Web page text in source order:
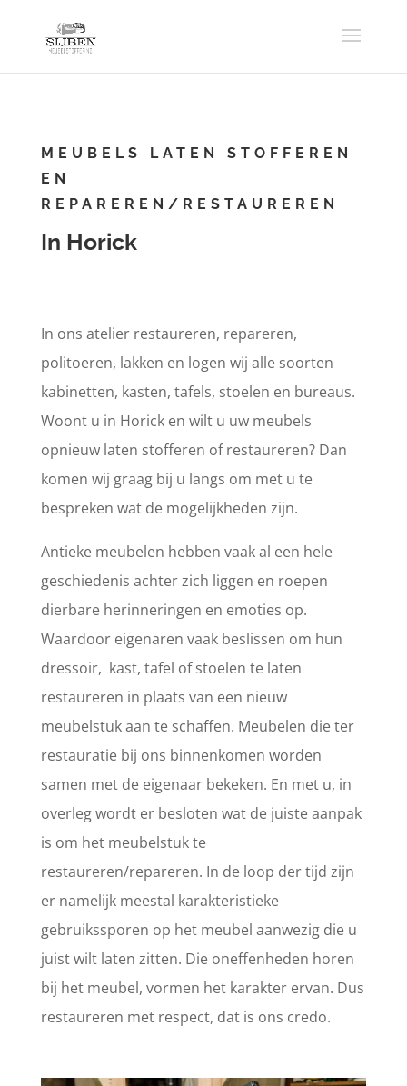
MEUBELS LATEN STOFFEREN
EN
REPAREREN/RESTAUREREN
In Horick
In ons atelier restaureren, repareren,
politoeren, lakken en logen wij alle soorten
kabinetten, kasten, tafels, stoelen en bureaus.
Woont u in Horick en wilt u uw meubels
opnieuw laten stofferen of restaureren? Dan
komen wij graag bij u langs om met u te
bespreken wat de mogelijkheden zijn.
Antieke meubelen hebben vaak al een hele
geschiedenis achter zich liggen en roepen
dierbare herinneringen en emoties op.
Waardoor eigenaren vaak beslissen om hun
dressoir, kast, tafel of stoelen te laten
restaureren in plaats van een nieuw
meubelstuk aan te schaffen. Meubelen die ter
restauratie bij ons binnenkomen worden
samen met de eigenaar bekeken. En met u, in
overleg wordt er besloten wat de juiste aanpak
is om het meubelstuk te
restaureren/repareren. In de loop der tijd zijn
er namelijk meestal karakteristieke
gebruikssporen op het meubel aanwezig die u
juist wilt laten zitten. Die oneffenheden horen
bij het meubel, vormen het karakter ervan. Dus
restaureren met respect, dat is ons credo.